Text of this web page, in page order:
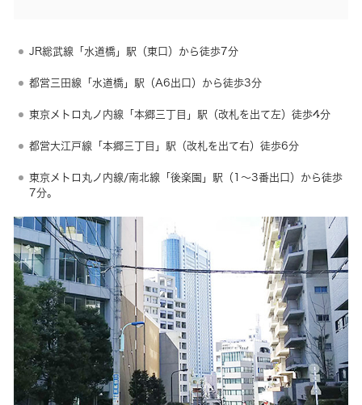
JR総武線「水道橋」駅（東口）から徒歩7分
都営三田線「水道橋」駅（A6出口）から徒歩3分
東京メトロ丸ノ内線「本郷三丁目」駅（改札を出て左）徒歩4分
都営大江戸線「本郷三丁目」駅（改札を出て右）徒歩6分
東京メトロ丸ノ内線/南北線「後楽園」駅（1～3番出口）から徒歩
7分。